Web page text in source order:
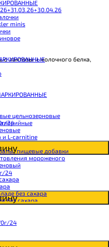
minis
цельнозерновые
и L-carnitine
пищевые добавки
мороженого
без сахара
без сахара
лактозы и молочного белка,
24
24
24